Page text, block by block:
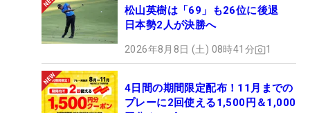
松山英樹は「69」も26位に後退
日本勢2人が決勝へ
2026年8月8日 (土) 08時41分 1
4日間の期間限定配布！11月までの
プレーに2回使える1,500円＆1,000